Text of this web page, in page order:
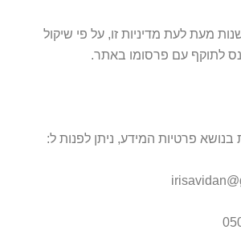
מעת לעת מדיניות זו, על פי שיקול
לתוקף עם פרסומו באתר.
פרטיות המידע, ניתן לפנות ל: